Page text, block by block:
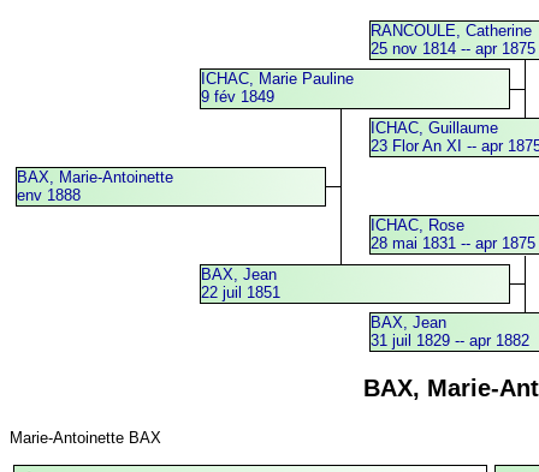
BAX, Marie-Antoinette
env 1888
ICHAC, Marie Pauline
9 fév 1849
RANCOULE, Catherine
25 nov 1814 -- apr 1875
ICHAC, Guillaume
23 Flor An XI -- apr
BAX, Jean
22 juil 1851
ICHAC, Rose
28 mai 1831 -- apr 1875
BAX, Jean
31 juil 1829 -- apr 1882
BAX, Marie-
Marie-Antoinette BAX